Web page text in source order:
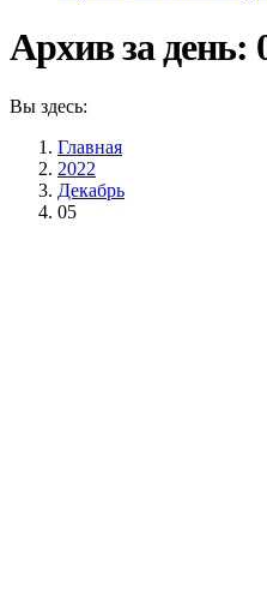
Архив за день:
Вы здесь:
Главная
2022
Декабрь
05